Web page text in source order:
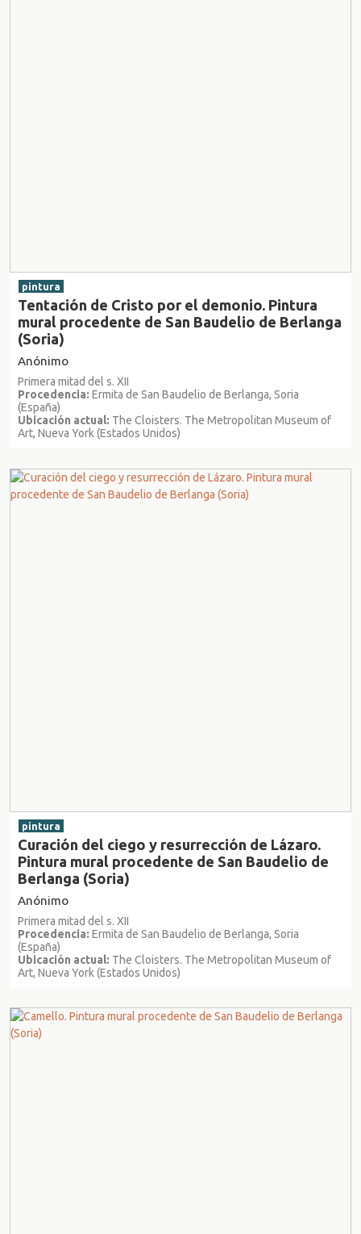
pintura
Tentación de Cristo por el demonio. Pintura
mural procedente de San Baudelio de Berlanga
(Soria)
Anónimo
Primera mitad del s. XII
Procedencia: Ermita de San Baudelio de Berlanga, Soria
(España)
Ubicación actual: The Cloisters. The Metropolitan Museum of
Art, Nueva York (Estados Unidos)
pintura
Curación del ciego y resurrección de Lázaro.
Pintura mural procedente de San Baudelio de
Berlanga (Soria)
Anónimo
Primera mitad del s. XII
Procedencia: Ermita de San Baudelio de Berlanga, Soria
(España)
Ubicación actual: The Cloisters. The Metropolitan Museum of
Art, Nueva York (Estados Unidos)